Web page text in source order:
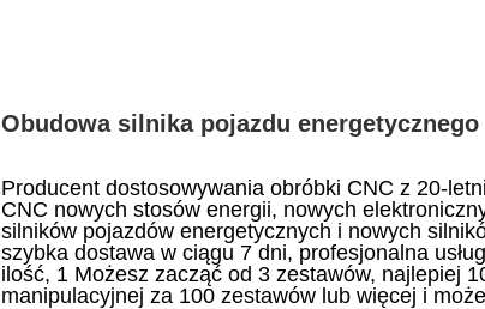
Obudowa silnika pojazdu energetycznego
Producent dostosowywania obróbki CNC z 20-
CNC nowych stosów energii, nowych
silników pojazdów energetycznych i nowych
szybka dostawa w ciągu 7 dni, profesjonalna
ilość, 1 Możesz zacząć od 3 zestawów, najlepiej
manipulacyjnej za 100 zestawów lub więcej i